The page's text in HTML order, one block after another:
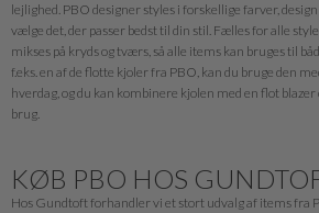
lejlighed. PBO designer styles i forskellige farver,
vælge det, der passer bedst til din stil. Fælles for alle
mikses på kryds og tværs, så alle items kan bruges til
f.eks. en af de flotte kjoler fra PBO, kan du bruge den
hverdag, og du kan kombinere kjolen med en flot
brug.
KØB PBO HOS
Hos Gundtoft forhandler vi et stort udvalg af items fra